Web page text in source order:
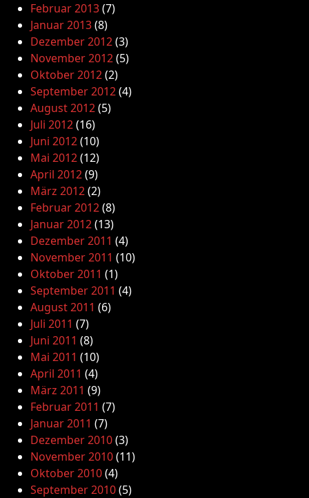
Februar 2013(7)
Januar 2013(8)
Dezember 2012(3)
November 2012(5)
Oktober 2012(2)
September 2012(4)
August 2012(5)
Juli 2012(16)
Juni 2012(10)
Mai 2012(12)
April 2012(9)
März 2012(2)
Februar 2012(8)
Januar 2012(13)
Dezember 2011 (4)
November 2011 (10)
Oktober 2011 (1)
September 2011 (4)
August 2011 (6)
Juli 2011 (7)
Juni 2011 (8)
Mai 2011 (10)
April 2011 (4)
März 2011 (9)
Februar 2011 (7)
Januar 2011 (7)
Dezember 2010(3)
November 2010(11)
Oktober 2010(4)
September 2010(5)